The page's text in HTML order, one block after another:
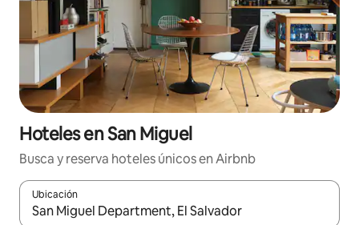
Hoteles en San Miguel
Busca y reserva hoteles únicos en Airbnb
Ubicación
Cuando los resultados estén disponibles, navega con las